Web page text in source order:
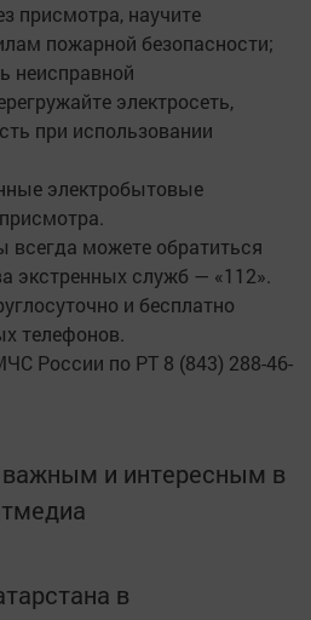
присмотра, научите
пожарной безопасности;
неисправной
электросеть,
при использовании
электробытовые
можете обратиться
экстренных служб — «112».
и бесплатно
телефонов.
России по РТ 8 (843) 288-46-
и интересным в
в